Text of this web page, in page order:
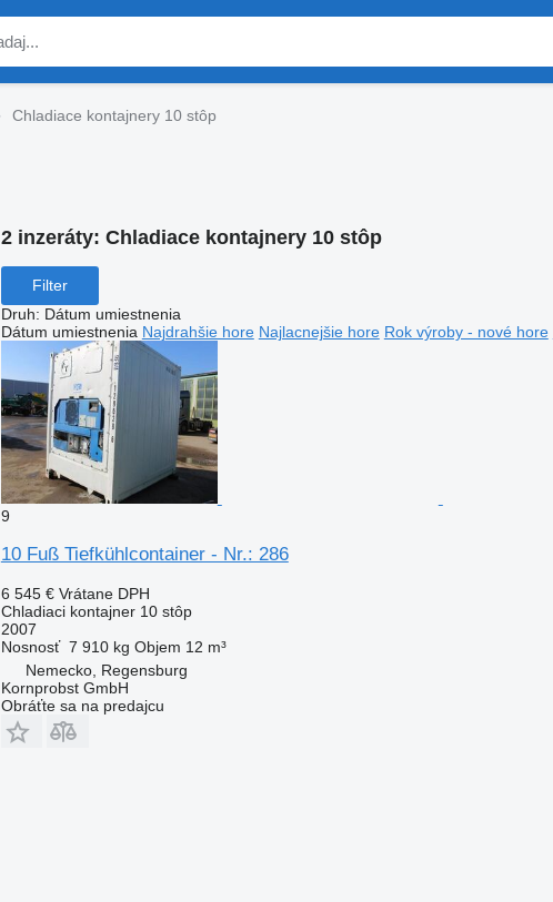
Chladiace kontajnery 10 stôp
2 inzeráty: Chladiace kontajnery 10 stôp
Filter
Druh: Dátum umiestnenia
Dátum umiestnenia Najdrahšie hore Najlacnejšie hore Rok výroby - nové hore
9
10 Fuß Tiefkühlcontainer - Nr.: 286
6 545 € Vrátane DPH
Chladiaci kontajner 10 stôp
2007
Nosnosť 7 910 kg Objem 12 m³
Nemecko, Regensburg
Kornprobst GmbH
Obráťte sa na predajcu